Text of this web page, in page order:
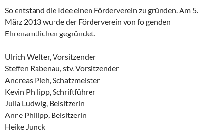
So entstand die Idee einen Förderverein zu gründen. Am 5.
März 2013 wurde der Förderverein von folgenden
Ehrenamtlichen gegründet:
Ulrich Welter, Vorsitzender
Steffen Rabenau, stv. Vorsitzender
Andreas Pieh, Schatzmeister
Kevin Philipp, Schriftführer
Julia Ludwig, Beisitzerin
Anne Philipp, Beisitzerin
Heike Junck